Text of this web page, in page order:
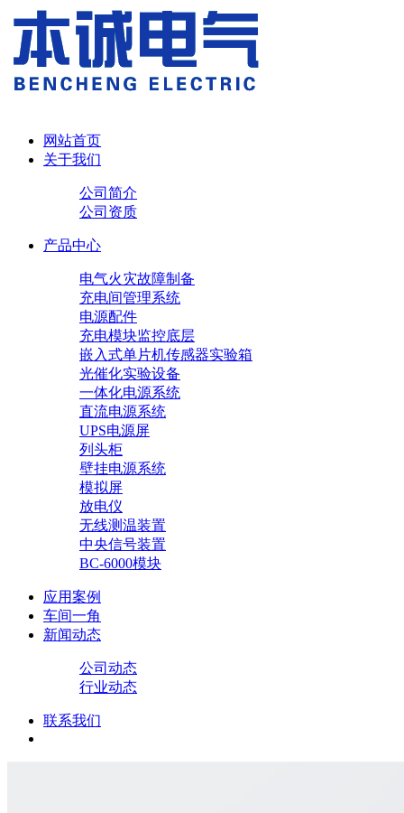
网站首页
关于我们
公司简介
公司资质
产品中心
电气火灾故障制备
充电间管理系统
电源配件
充电模块监控底层
嵌入式单片机传感器实验箱
光催化实验设备
一体化电源系统
直流电源系统
UPS电源屏
列头柜
壁挂电源系统
模拟屏
放电仪
无线测温装置
中央信号装置
BC-6000模块
应用案例
车间一角
新闻动态
公司动态
行业动态
联系我们